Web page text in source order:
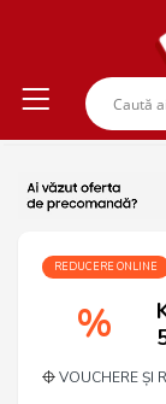
REDUCERE ONLINE
%
VOUCHERE ȘI